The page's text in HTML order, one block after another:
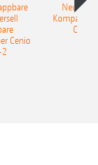
Cenio
Neue